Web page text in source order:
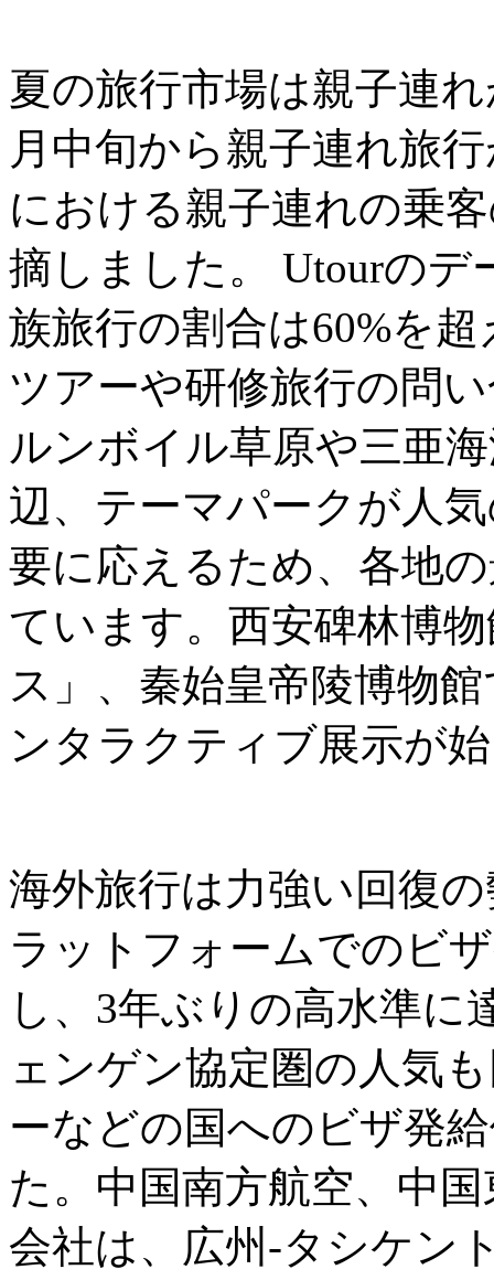
夏の旅行市場は親子連
月中旬から親子連れ旅
における親子連れの乗
摘しました。 Utourの
族旅行の割合は60%を
ツアーや研修旅行の問
ルンボイル草原や三亜
辺、テーマパークが人
要に応えるため、各地
ています。西安碑林博
ス」、秦始皇帝陵博物
ンタラクティブ展示が
海外旅行は力強い回復
ラットフォームでのビ
し、3年ぶりの高水準
ェンゲン協定圏の人気
ーなどの国へのビザ発
た。中国南方航空、中
会社は、広州-タシケン